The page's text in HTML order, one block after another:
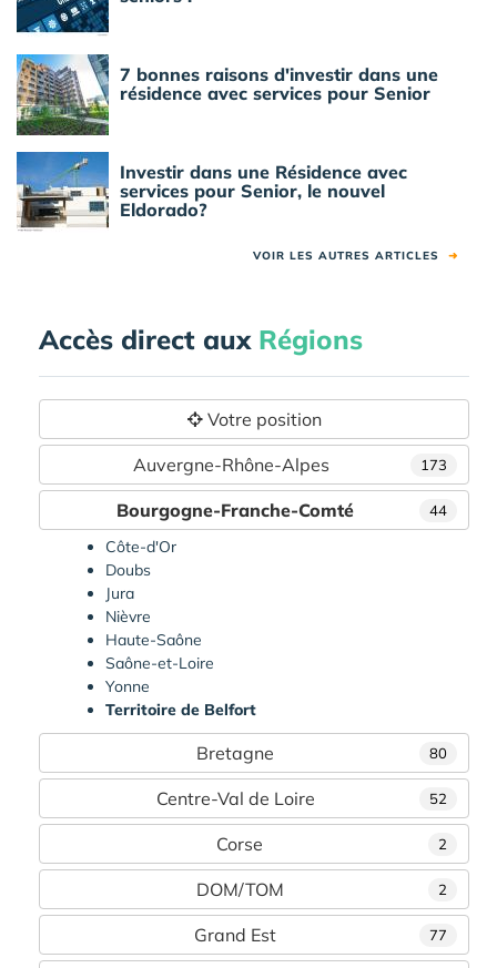
7 bonnes raisons d'investir dans une
résidence avec services pour Senior
Investir dans une Résidence avec
services pour Senior, le nouvel
Eldorado?
VOIR LES AUTRES ARTICLES ➜
Accès direct aux Régions
Votre position
173
Auvergne-Rhône-Alpes
44
Bourgogne-Franche-Comté
Côte-d'Or
Doubs
Jura
Nièvre
Haute-Saône
Saône-et-Loire
Yonne
Territoire de Belfort
80
Bretagne
52
Centre-Val de Loire
2
Corse
2
DOM/TOM
77
Grand Est